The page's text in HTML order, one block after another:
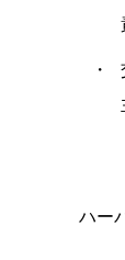
ハー